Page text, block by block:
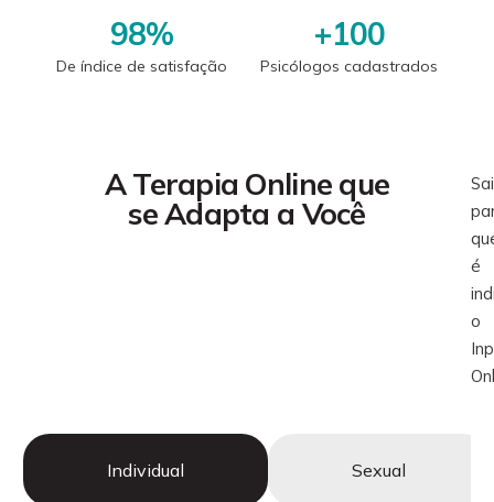
98%
De índice de satisfação
+100
Psicólogos cadastrados
A Terapia Online que
se Adapta a Você
é
o
Individual Sexual